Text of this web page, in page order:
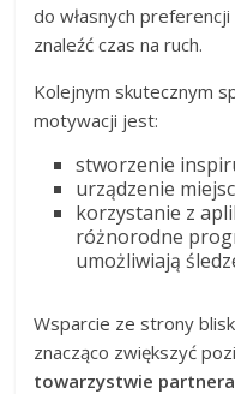
do własnych
znaleźć czas na ruch.
Kolejnym skutecznym
motywacji jest:
stworzenie
urządzenie
korzystanie z
różnorodne
umożliwiają
Wsparcie ze strony
znacząco zwiększyć
towarzystwie